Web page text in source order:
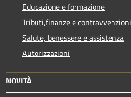
Educazione e formazione
Tributi,finanze e contravvenzioni
Salute, benessere e assistenza
Autorizzazioni
NOVITÀ